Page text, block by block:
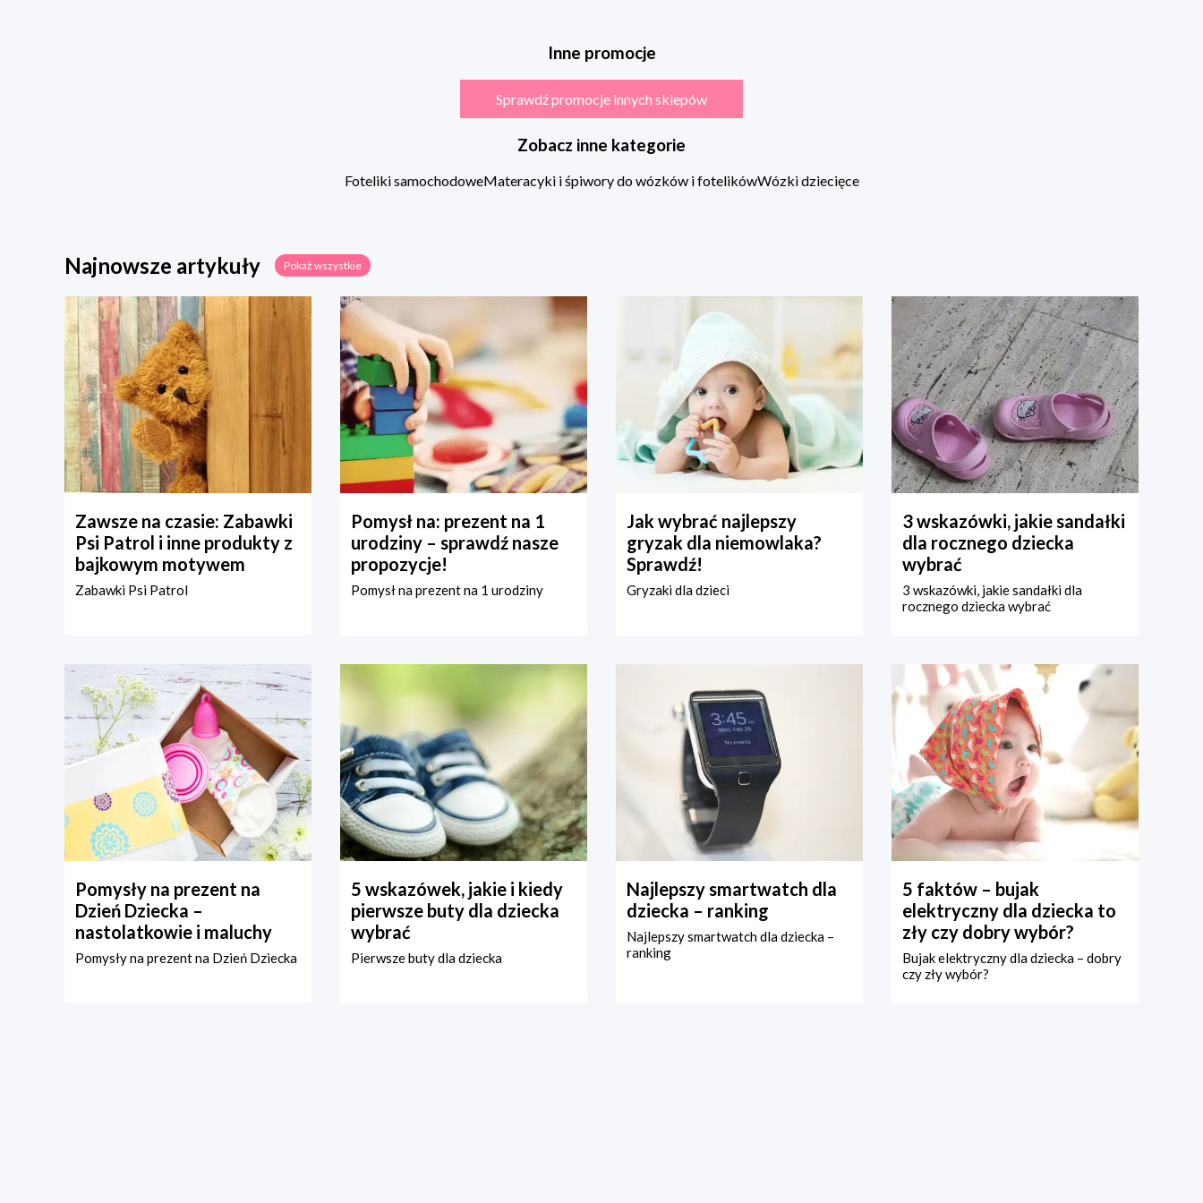
Inne promocje
Sprawdź promocje innych sklepów
Zobacz inne kategorie
Foteliki samochodoweMateracyki i śpiwory do wózków i fotelikówWózki dziecięce
Najnowsze artykuły Pokaż wszystkie
Zawsze na czasie: Zabawki
Psi Patrol i inne produkty z
bajkowym motywem
Zabawki Psi Patrol
Pomysł na: prezent na 1
urodziny – sprawdź nasze
propozycje!
Pomysł na prezent na 1 urodziny
Jak wybrać najlepszy
gryzak dla niemowlaka?
Sprawdź!
Gryzaki dla dzieci
3 wskazówki, jakie sandałki
dla rocznego dziecka
wybrać
3 wskazówki, jakie sandałki dla
rocznego dziecka wybrać
Pomysły na prezent na
Dzień Dziecka –
nastolatkowie i maluchy
Pomysły na prezent na Dzień Dziecka
5 wskazówek, jakie i kiedy
pierwsze buty dla dziecka
wybrać
Pierwsze buty dla dziecka
Najlepszy smartwatch dla
dziecka – ranking
Najlepszy smartwatch dla dziecka –
ranking
5 faktów – bujak
elektryczny dla dziecka to
zły czy dobry wybór?
Bujak elektryczny dla dziecka – dobry
czy zły wybór?